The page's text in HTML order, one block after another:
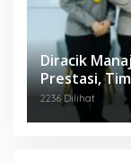
Diracik
Prestasi,
Diajang
2236 Dilihat